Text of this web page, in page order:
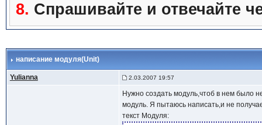
8. Спрашивайте и отвечайте
написание модуля(Unit)
Yulianna 2.03.2007 19:57
Нужно создать модуль,чтоб в нем было
модуль. Я пытаюсь написать,и не
текст Модуля: